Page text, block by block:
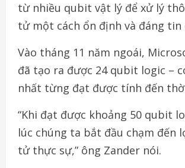
từ nhiều qubit vật lý để xử lý
tử một cách ổn định và đáng tin
Vào tháng 11 năm ngoái,
đã tạo ra được 24 qubit logic –
nhất từng đạt được tính đến
“Khi đạt được khoảng 50 qubit
lúc chúng ta bắt đầu chạm đến
tử thực sự,” ông Zander nói.